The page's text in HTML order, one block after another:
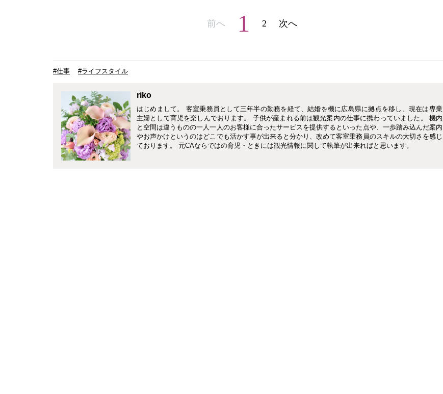
前へ 1 2 次へ
#仕事 #ライフスタイル
riko
はじめまして。 客室乗務員として三年半の勤務を経て、結婚を機に広島県に拠点を移し、現在は専業
主婦として育児を楽しんでおります。 子供が産まれる前は観光案内の仕事に携わっていました。 機内
と空間は違うものの一人一人のお客様に合ったサービスを提供するといった点や、一歩踏み込んだ案内
やお声かけというのはどこでも活かす事が出来ると分かり、改めて客室乗務員のスキルの大切さを感じ
ております。 元CAならではの育児・ときには観光情報に関して執筆が出来ればと思います。